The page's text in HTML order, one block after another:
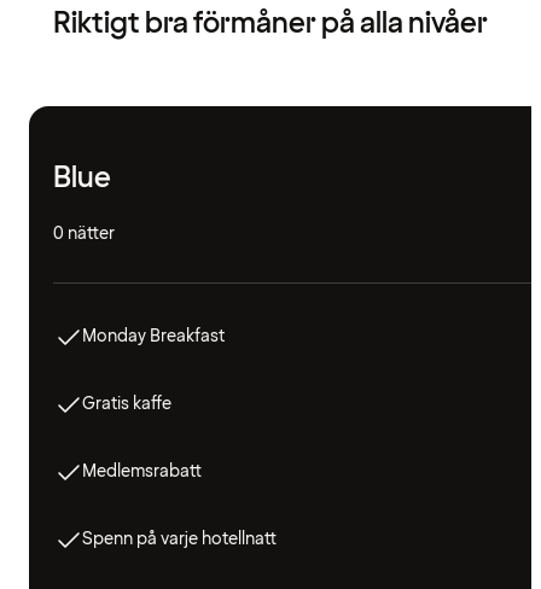
Riktigt bra förmåner på alla nivåer
Blue
0 nätter
Monday Breakfast
Gratis kaffe
Medlemsrabatt
Spenn på varje hotellnatt